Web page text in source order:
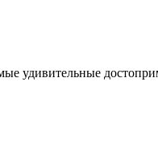
удивительные